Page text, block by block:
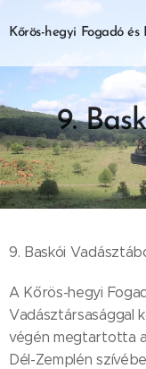
Kőrös-hegyi Fogadóés
9.
9. Baskói
A Kőrös-hegyi
Vadásztársasággal
végén megtartotta
Dél-Zemplén